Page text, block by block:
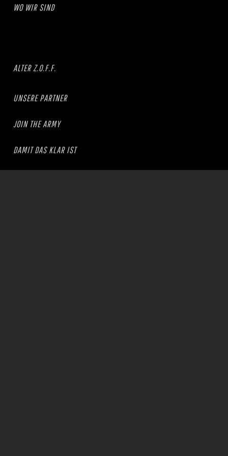
WO WIR SIND
ALTER Z.O.F.F.
UNSERE PARTNER
JOIN THE ARMY
DAMIT DAS KLAR IST